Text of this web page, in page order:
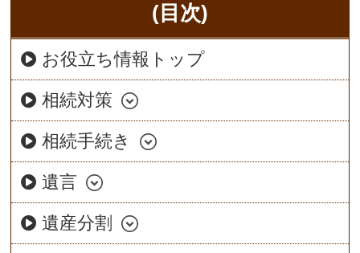
(目次)
お役立ち情報トップ
相続対策
相続手続き
遺言
遺産分割